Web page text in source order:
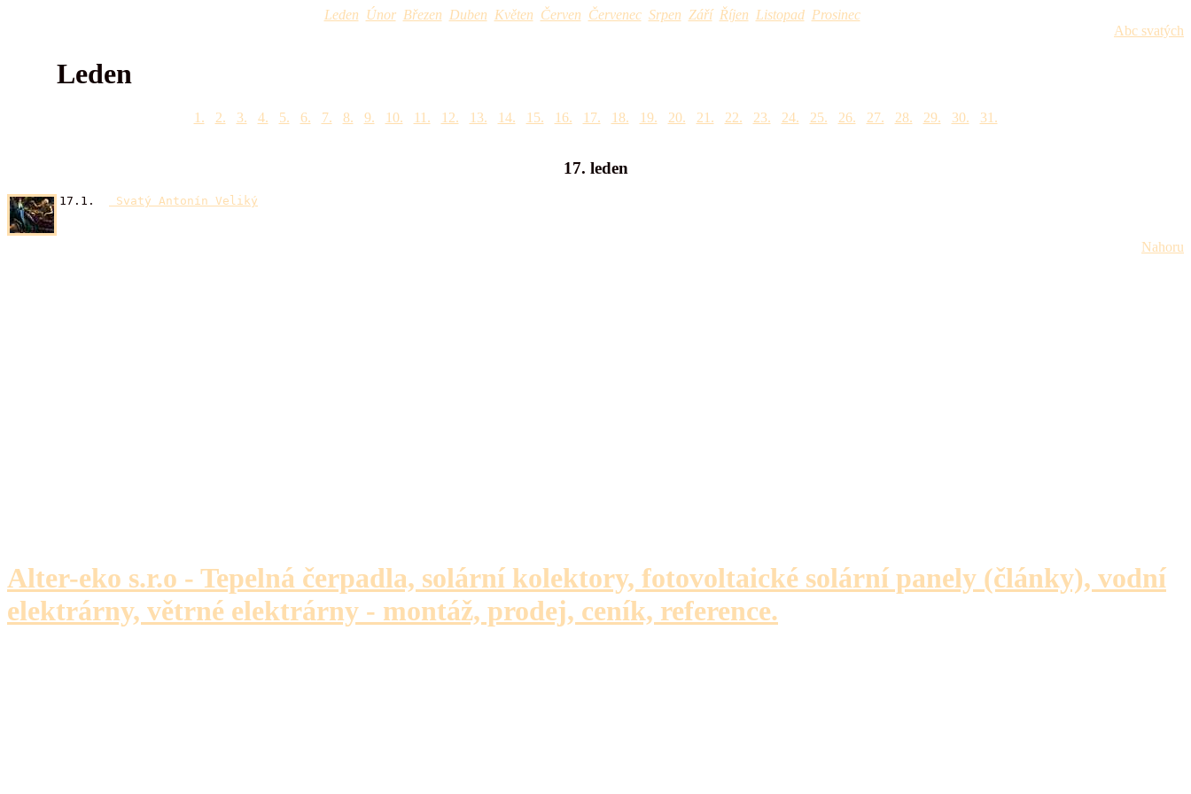
Leden Únor Březen Duben Květen Červen Červenec Srpen Září Říjen Listopad Prosinec
Abc svatých
Leden
1. 2. 3. 4. 5. 6. 7. 8. 9. 10. 11. 12. 13. 14. 15. 16. 17. 18. 19. 20. 21. 22. 23. 24. 25. 26. 27. 28. 29. 30. 31.
17. leden
17.1. Svatý Antonín Veliký
Nahoru
Alter-eko s.r.o - Tepelná čerpadla, solární kolektory, fotovoltaické solární panely (články), vodní
elektrárny, větrné elektrárny - montáž, prodej, ceník, reference.